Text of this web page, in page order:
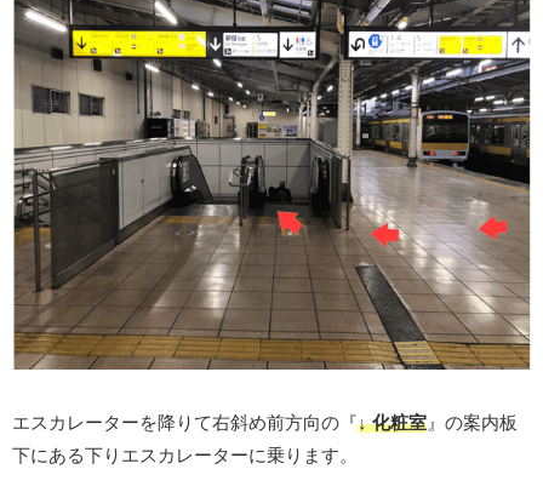
エスカレーターを降りて右斜め前方向の『↓ 化粧室 』の案内板
下にある下りエスカレーターに乗ります。